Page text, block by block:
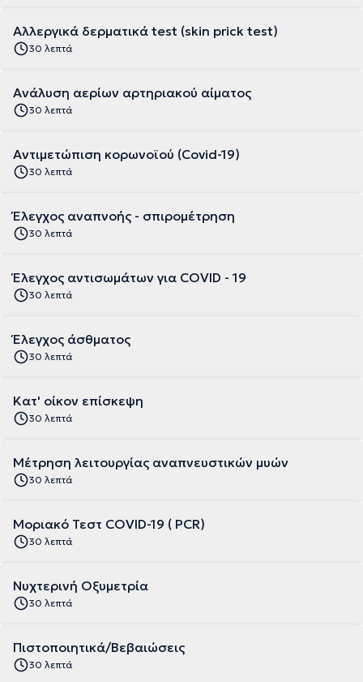
Αλλεργικά δερματικά test (skin prick test)
30 λεπτά
Ανάλυση αερίων αρτηριακού αίματος
30 λεπτά
Αντιμετώπιση κορωνοϊού (Covid-19)
30 λεπτά
Έλεγχος αναπνοής - σπιρομέτρηση
30 λεπτά
Έλεγχος αντισωμάτων για COVID - 19
30 λεπτά
Έλεγχος άσθματος
30 λεπτά
Κατ' οίκον επίσκεψη
30 λεπτά
Μέτρηση λειτουργίας αναπνευστικών μυών
30 λεπτά
Μοριακό Τεστ COVID-19 ( PCR)
30 λεπτά
Νυχτερινή Οξυμετρία
30 λεπτά
Πιστοποιητικά/Βεβαιώσεις
30 λεπτά